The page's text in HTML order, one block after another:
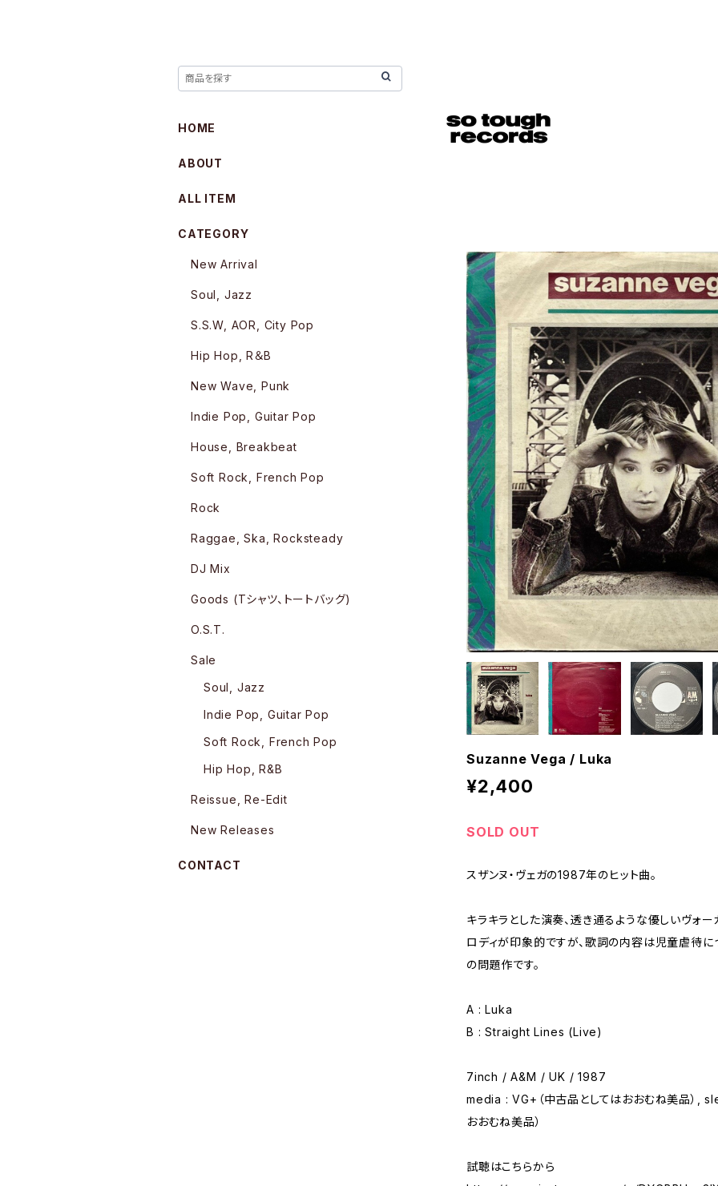
Suzanne Vega / Luka
¥2,400
SOLD OUT
スザンヌ・ヴェガの1987年のヒット曲。
キラキラとした演奏、透き通るような優しいヴォ
ロディが印象的ですが、歌詞の内容は児童虐待に
の問題作です。
A : Luka
B : Straight Lines (Live)
7inch / A&M / UK / 1987
media : VG+（中古品としてはおおむね美品）,
おおむね美品）
試聴はこちらから
HOME
ABOUT
ALL ITEM
CATEGORY
New Arrival
Soul, Jazz
S.S.W, AOR, City Pop
Hip Hop, R＆B
New Wave, Punk
Indie Pop, Guitar Pop
House, Breakbeat
Soft Rock, French Pop
Rock
Raggae, Ska, Rocksteady
DJ Mix
Goods (Tシャツ、トートバッグ)
O.S.T.
Sale
Soul, Jazz
Indie Pop, Guitar Pop
Soft Rock, French Pop
Hip Hop, R&B
Reissue, Re-Edit
New Releases
CONTACT